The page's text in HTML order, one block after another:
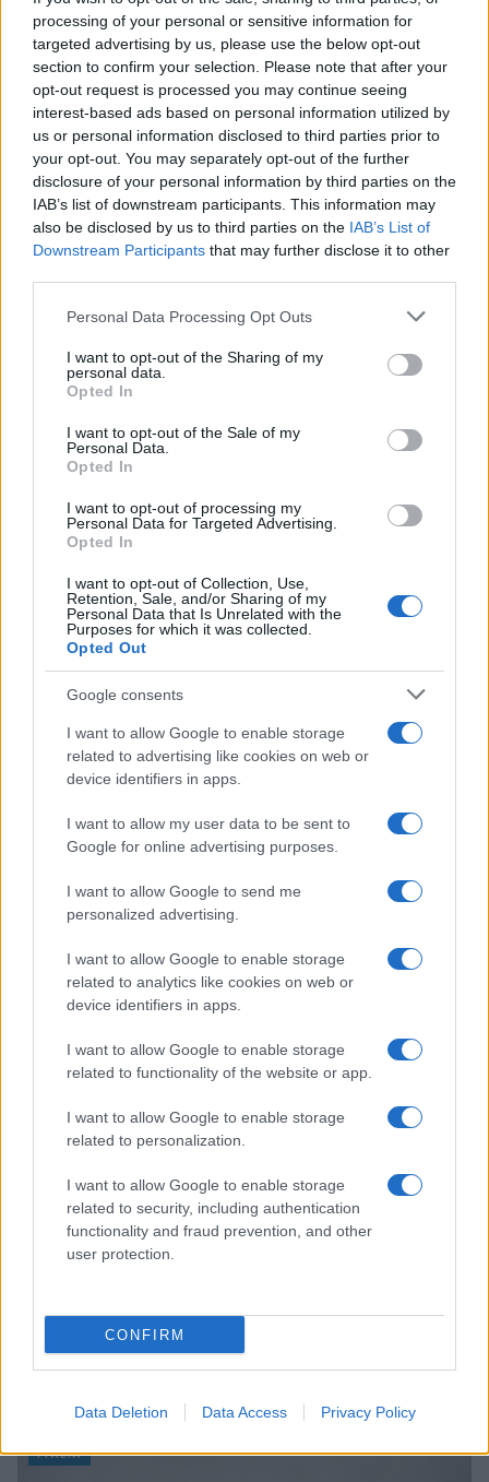
processing of your personal or sensitive information for
targeted advertising by us, please use the below opt-out
section to confirm your selection. Please note that after your
opt-out request is processed you may continue seeing
interest-based ads based on personal information utilized by
us or personal information disclosed to third parties prior to
your opt-out. You may separately opt-out of the further
disclosure of your personal information by third parties on the
IAB’s list of downstream participants. This information may
also be disclosed by us to third parties on the IAB’s List of
Downstream Participants that may further disclose it to other
Please note that this website/app uses one or more Google
not limited to your visit or usage behaviour. You may click to
grant or deny consent to Google and its third-party tags to
use your data for below specified purposes in below Google
consent section.
Personal Data Processing Opt Outs
I want to opt-out of the Sharing of my
personal data.
Opted In
I want to opt-out of the Sale of my
Personal Data.
Opted In
I want to opt-out of processing my
Personal Data for Targeted Advertising.
Opted In
I want to opt-out of Collection, Use,
Retention, Sale, and/or Sharing of my
Personal Data that Is Unrelated with the
Purposes for which it was collected.
Opted Out
Google consents
I want to allow Google to enable storage
related to advertising like cookies on web or
device identifiers in apps.
I want to allow my user data to be sent to
Google for online advertising purposes.
I want to allow Google to send me
personalized advertising.
I want to allow Google to enable storage
related to analytics like cookies on web or
device identifiers in apps.
I want to allow Google to enable storage
related to functionality of the website or app.
I want to allow Google to enable storage
related to personalization.
I want to allow Google to enable storage
related to security, including authentication
functionality and fraud prevention, and other
user protection.
CONFIRM
Data Deletion Data Access Privacy Policy
esencia de un territorio?
En este rincón de paraíso, la montaña se
convierte en un escenario de emociones,
aventuras y descubrimientos. Crans-Montana
está lista para recibirte para un verano
inolvidable, donde cada día se transforma en
una experiencia única, lista para ser vivida y
Staff
Sigue leyendo
EVENTOS
Eventos imperdibles en Valencia del 31 de julio al 2 de
Carla Vidal · 6 Ago 2026
ITALIA